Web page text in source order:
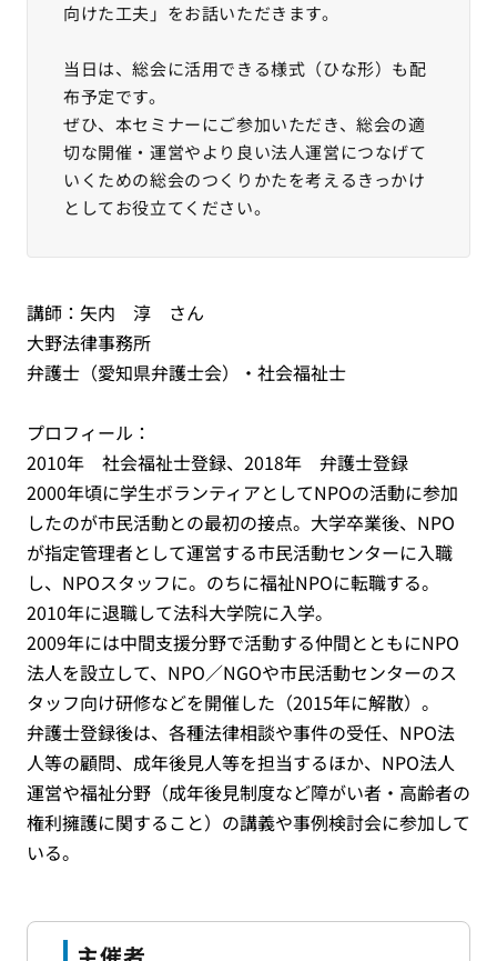
向けた工夫」をお話いただきます。
当日は、総会に活用できる様式（ひな形）も配
布予定です。
ぜひ、本セミナーにご参加いただき、総会の適
切な開催・運営やより良い法人運営につなげて
いくための総会のつくりかたを考えるきっかけ
としてお役立てください。
講師：矢内 淳 さん
大野法律事務所
弁護士（愛知県弁護士会）・社会福祉士
プロフィール：
2010年 社会福祉士登録、2018年 弁護士登録
2000年頃に学生ボランティアとしてNPOの活動に参加
したのが市民活動との最初の接点。大学卒業後、NPO
が指定管理者として運営する市民活動センターに入職
し、NPOスタッフに。のちに福祉NPOに転職する。
2010年に退職して法科大学院に入学。
2009年には中間支援分野で活動する仲間とともにNPO
法人を設立して、NPO／NGOや市民活動センターのス
タッフ向け研修などを開催した（2015年に解散）。
弁護士登録後は、各種法律相談や事件の受任、NPO法
人等の顧問、成年後見人等を担当するほか、NPO法人
運営や福祉分野（成年後見制度など障がい者・高齢者の
権利擁護に関すること）の講義や事例検討会に参加して
いる。